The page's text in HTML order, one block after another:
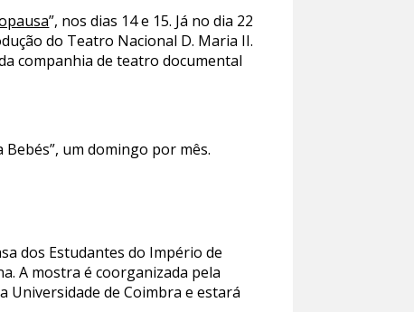
”, nos dias 14 e 15. Já no dia 22
do Teatro Nacional D. Maria II.
companhia de teatro documental
um domingo por mês.
dos Estudantes do Império de
A mostra é coorganizada pela
Universidade de Coimbra e estará